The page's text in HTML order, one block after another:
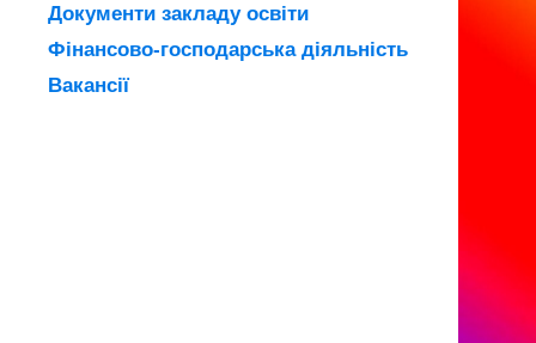
Документи закладу освіти
Фінансово-господарська діяльність
Вакансії